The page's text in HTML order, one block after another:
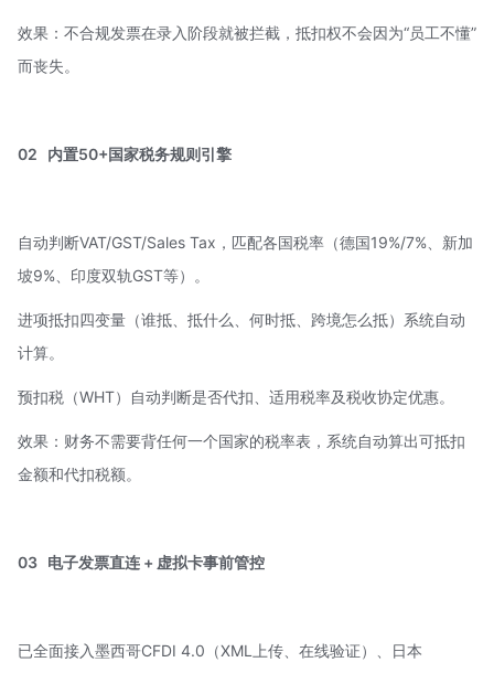
效果：不合规发票在录入阶段就被拦截，抵扣权不会因为“员工不懂”
而丧失。
02 内置50+国家税务规则引擎
自动判断VAT/GST/Sales Tax，匹配各国税率（德国19%/7%、新加
坡9%、印度双轨GST等）。
进项抵扣四变量（谁抵、抵什么、何时抵、跨境怎么抵）系统自动
计算。
预扣税（WHT）自动判断是否代扣、适用税率及税收协定优惠。
效果：财务不需要背任何一个国家的税率表，系统自动算出可抵扣
金额和代扣税额。
03 电子发票直连 + 虚拟卡事前管控
已全面接入墨西哥CFDI 4.0（XML上传、在线验证）、日本